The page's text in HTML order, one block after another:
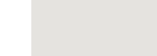
À quelques pas, l’arrêt de bus